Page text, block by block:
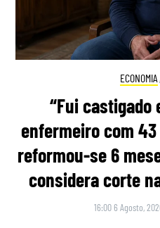
ECONOMIA
“Fui castigado
enfermeiro com
reformou-se 6
considera corte
16:00 6 Agosto,